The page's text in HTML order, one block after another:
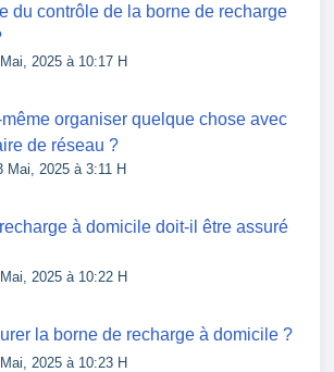
du contrôle de la borne de recharge
2025 à 10:17 H
organiser quelque chose avec
de réseau ?
2025 à 3:11 H
à domicile doit-il être assuré
2025 à 10:22 H
la borne de recharge à domicile ?
2025 à 10:23 H